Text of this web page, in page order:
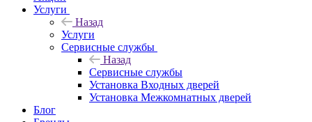
Услуги
Назад
Услуги
Сервисные службы
Назад
Сервисные службы
Установка Входных дверей
Установка Межкомнатных дверей
Блог